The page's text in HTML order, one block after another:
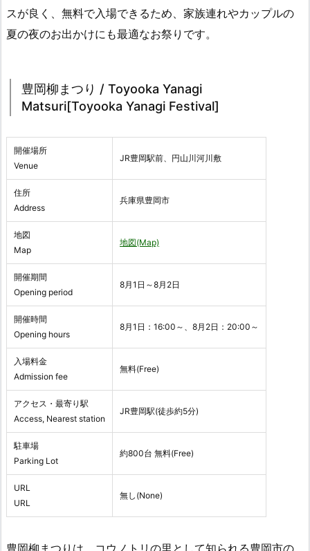
スが良く、無料で入場できるため、家族連れやカップルの
夏の夜のお出かけにも最適なお祭りです。
豊岡柳まつり / Toyooka Yanagi
Matsuri[Toyooka Yanagi Festival]
開催場所
Venue
JR豊岡駅前、円山川河川敷
住所
Address
兵庫県豊岡市
地図
Map
地図(Map)
開催期間
Opening period
8月1日～8月2日
開催時間
Opening hours
8月1日：16:00～、8月2日：20:00～
入場料金
Admission fee
無料(Free)
アクセス・最寄り駅
Access, Nearest station
JR豊岡駅(徒歩約5分)
駐車場
Parking Lot
約800台 無料(Free)
URL
URL
無し(None)
豊岡柳まつりは、コウノトリの里として知られる豊岡市の